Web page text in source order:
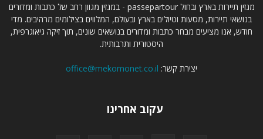
מגזין תיירות בארץ ובחול passepartour - במגזין מגוון רחב של כתבות ומדורים
בנושאי תיירות, מסעות וטיולים בארץ ובעולם, המלווים בצילומים מרהיבים. מדי
חודש, אנו מציעים מבחר כתבות ומדורים בנושאים שונים, תוך זיקה גיאוגרפית,
היסטורית ותרבותית.
יצירת קשר: office@mekomonet.co.il
עקוב אחרינו